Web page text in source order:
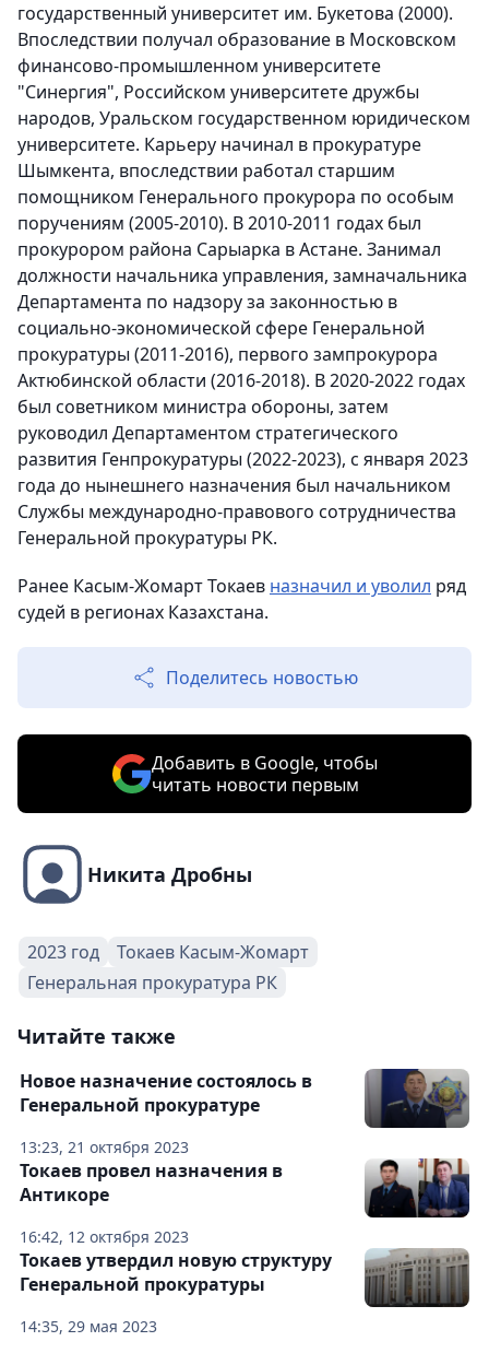
государственный университет им. Букетова (2000).
Впоследствии получал образование в Московском
финансово-промышленном университете
"Синергия", Российском университете дружбы
народов, Уральском государственном юридическом
университете. Карьеру начинал в прокуратуре
Шымкента, впоследствии работал старшим
помощником Генерального прокурора по особым
поручениям (2005-2010). В 2010-2011 годах был
прокурором района Сарыарка в Астане. Занимал
должности начальника управления, замначальника
Департамента по надзору за законностью в
социально-экономической сфере Генеральной
прокуратуры (2011-2016), первого зампрокурора
Актюбинской области (2016-2018). В 2020-2022 годах
был советником министра обороны, затем
руководил Департаментом стратегического
развития Генпрокуратуры (2022-2023), с января 2023
года до нынешнего назначения был начальником
Службы международно-правового сотрудничества
Генеральной прокуратуры РК.
Ранее Касым-Жомарт Токаев назначил и уволил ряд
судей в регионах Казахстана.
Поделитесь новостью
Добавить в Google, чтобы
читать новости первым
Никита Дробны
2023 год
Токаев Касым-Жомарт
Генеральная прокуратура РК
Читайте также
13:23, 21 октября 2023
Новое назначение состоялось в
Генеральной прокуратуре
16:42, 12 октября 2023
Токаев провел назначения в
Антикоре
14:35, 29 мая 2023
Токаев утвердил новую структуру
Генеральной прокуратуры